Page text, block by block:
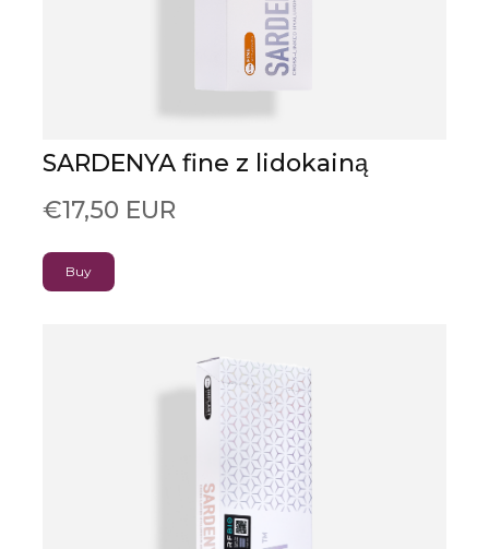
SARDENYA fine z lidokainą
€17,50 EUR
Buy